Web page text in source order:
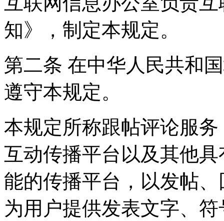
知》，制定本规定。
第二条 在中华人民共和
遵守本规定。
本规定所称跟帖评论服
互动传播平台以及其他
能的传播平台，以发帖
为用户提供发表文字、